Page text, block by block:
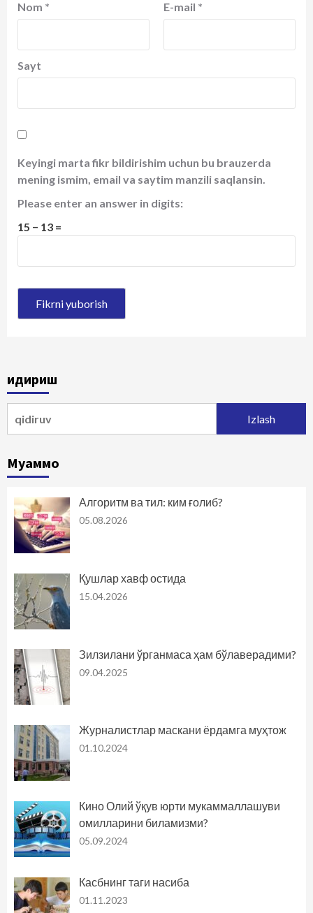
Nom * E-mail *
Sayt
Keyingi marta fikr bildirishim uchun bu brauzerda
mening ismim, email va saytim manzili saqlansin.
Please enter an answer in digits:
15 − 13 =
Қидириш
Муаммо
Алгоритм ва тил: ким ғолиб?
05.08.2026
Қушлар хавф остида
15.04.2026
Зилзилани ўрганмаса ҳам бўлаверадими?
09.04.2025
Журналистлар маскани ёрдамга муҳтож
01.10.2024
Кино Олий ўқув юрти мукаммаллашуви
омилларини биламизми?
05.09.2024
Касбнинг таги насиба
01.11.2023